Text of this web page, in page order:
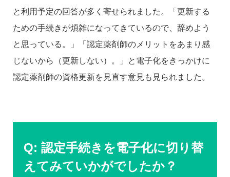
と利用予定の回答が多く寄せられました。「更新する
ための手続きが煩雑になってきているので、辞めよう
と思っている。」「認定薬剤師のメリットをあまり感
じないから（更新しない）。」と電子化をきっかけに
認定薬剤師の資格更新を見直す意見も見られました。
Q: 認定手続きを電子化に切り替
えてみていかがでしたか？